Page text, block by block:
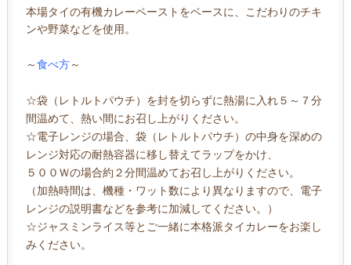
本場タイの有機カレーペーストをベースに、こだわりのチキ
ンや野菜などを使用。
～食べ方～
☆袋（レトルトパウチ）を封を切らずに熱湯に入れ５～７分
間温めて、熱い間にお召し上がりください。
☆電子レンジの場合、袋（レトルトパウチ）の中身を深めの
レンジ対応の耐熱容器に移し替えてラップをかけ、
５００Ｗの場合約２分間温めてお召し上がりください。
（加熱時間は、機種・ワット数により異なりますので、電子
レンジの説明書などを参考に加減してください。）
☆ジャスミンライス等とご一緒に本格派タイカレーをお楽し
みください。